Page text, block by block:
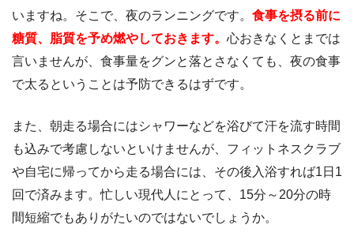
いますね。そこで、夜のランニングです。 食事を摂る前に
糖質、脂質を予め燃やしておきます。 心おきなくとまでは
言いませんが、食事量をグンと落とさなくても、夜の食事
で太るということは予防できるはずです。
また、朝走る場合にはシャワーなどを浴びて汗を流す時間
も込みで考慮しないといけませんが、フィットネスクラブ
や自宅に帰ってから走る場合には、その後入浴すれば1日1
回で済みます。忙しい現代人にとって、15分～20分の時
間短縮でもありがたいのではないでしょうか。